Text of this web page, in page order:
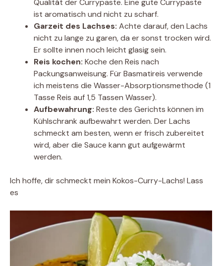
ist aromatisch und nicht zu scharf.
Garzeit des Lachses: Achte darauf, den Lachs
nicht zu lange zu garen, da er sonst trocken wird.
Er sollte innen noch leicht glasig sein.
Reis kochen: Koche den Reis nach
Packungsanweisung. Für Basmatireis verwende
ich meistens die Wasser-Absorptionsmethode (1
Tasse Reis auf 1,5 Tassen Wasser).
Aufbewahrung: Reste des Gerichts können im
Kühlschrank aufbewahrt werden. Der Lachs
schmeckt am besten, wenn er frisch zubereitet
wird, aber die Sauce kann gut aufgewärmt
werden.
Ich hoffe, dir schmeckt mein Kokos-Curry-Lachs! Lass
es